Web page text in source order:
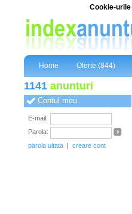
Cookie-urile
Home Oferte (844)
1141 anunturi
Contul meu
E-mail:
Parola:
parola uitata | creare cont